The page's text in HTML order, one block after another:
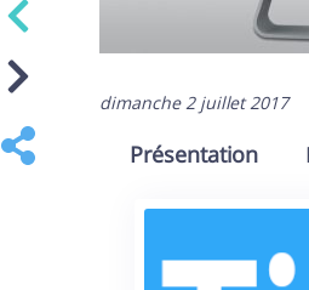
dimanche 2 juillet 2017
Présentation